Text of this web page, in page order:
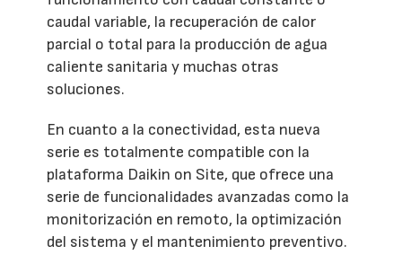
caudal variable, la recuperación de calor
parcial o total para la producción de agua
caliente sanitaria y muchas otras
soluciones.
En cuanto a la conectividad, esta nueva
serie es totalmente compatible con la
plataforma Daikin on Site, que ofrece una
serie de funcionalidades avanzadas como la
monitorización en remoto, la optimización
del sistema y el mantenimiento preventivo.